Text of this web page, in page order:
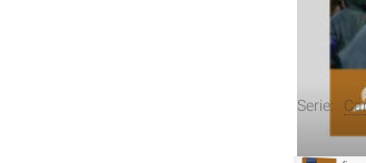
Serie: